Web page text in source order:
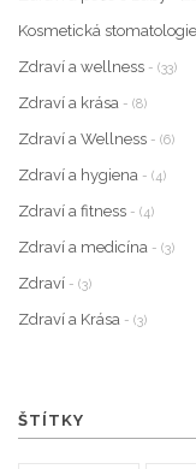
Kosmetická stomatologie
Zdraví a wellness - (33)
Zdraví a krása - (8)
Zdraví a Wellness - (6)
Zdraví a hygiena - (4)
Zdraví a fitness - (4)
Zdraví a medicína - (3)
Zdraví - (3)
Zdraví a Krása - (3)
ŠTÍTKY